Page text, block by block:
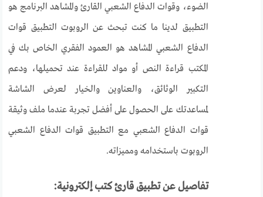
الضوء، وقوات الدفاع الشعبي القارئ والمشاهد البرنامج هو
التطبيق لدينا ما كنت تبحث عن الروبوت التطبيق قوات
الدفاع الشعبي المشاهد هو العمود الفقري الخاص بك في
المكتب قراءة النص أو مواد للقراءة عند تحميلها، ودعم
التكبير الوثائق، والعناوين والخيار لعرض الشاشة
لمساعدتك على الحصول على أفضل تجربة عندما ملف وثيقة
قوات الدفاع الشعبي مع التطبيق قوات الدفاع الشعبي
الروبوت باستخدامه ومميزاته.
تفاصيل عن تطبيق قارئ كتب إلكترونية: